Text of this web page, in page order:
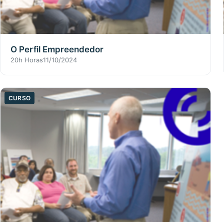
O Perfil Empreendedor
20h Horas11/10/2024
CURSO